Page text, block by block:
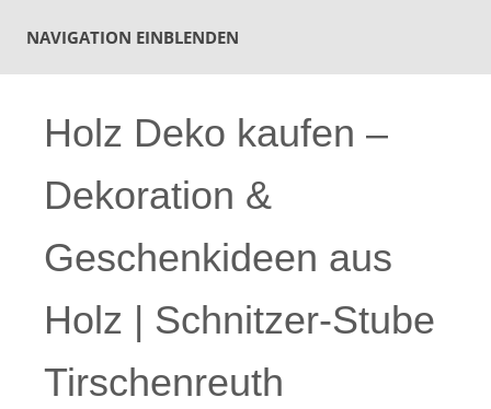
NAVIGATION EINBLENDEN
Holz Deko kaufen –
Dekoration &
Geschenkideen aus
Holz | Schnitzer-Stube
Tirschenreuth